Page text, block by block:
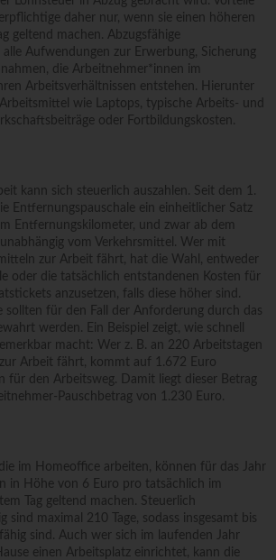
daher nur, wenn sie einen höheren
geltend machen. Abzugsfähige
Aufwendungen zur Erwerbung, Sicherung
die Arbeitnehmer*innen im
Arbeitsverhältnissen entstehen. Hierunter
wie Laptops, typische Arbeits- und
oder Fortbildungskosten.
kann sich steuerlich auszahlen. Seit dem 1.
Entfernungspauschale ein einheitlicher Satz
Entfernungskilometer, und zwar ab dem
vom Verkehrsmittel. Wer mit
zur Arbeit fährt, hat die Wahl, entweder
oder die tatsächlich entstandenen Kosten für
anzusetzen, falls diese höher sind.
sollten für den Fall der Anforderung durch das
werden. Ein Beispiel zeigt, wie schnell
macht: Wer z. B. an 220 Arbeitstagen
Arbeit fährt, kommt auf 1.672 Euro
für den Arbeitsweg. Damit liegt dieser Betrag
Pauschbetrag von 1.230 Euro.
im Homeoffice arbeiten, können für das Jahr
in Höhe von 6 Euro pro tatsächlich im
Tag geltend machen. Steuerlich
sind maximal 210 Tage, sodass insgesamt bis
sind. Auch wer sich im laufenden Jahr
einen Arbeitsplatz einrichtet, kann die